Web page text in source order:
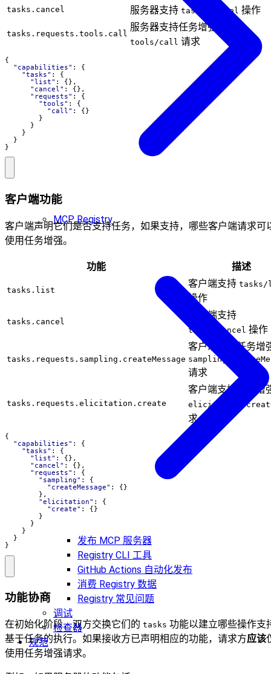
MCP Registry
发布 MCP 服务器
Registry CLI 工具
GitHub Actions 自动化发布
消费 Registry 数据
Registry 常见问题
调试
检查器
规范
tasks.cancel 服务器支持 tasks/cancel 操作
tasks.requests.tools.call
服务器支持任务增强的
tools/call 请求
{
"capabilities" :
{
"tasks" :
{
"list" :
{},
"cancel" :
{},
"requests" :
{
"tools" :
{
"call" :
{}
}
}
}
}
}
客户端功能
客户端声明它们是否支持任务，如果支持，哪些客户端请求可
使用任务增强。
功能 描述
tasks.list
客户端支持
操作
tasks.cancel
客户端支持
tasks/cancel 操作
tasks.requests.sampling.createMessage
客户端支持任务增
sampling/
请求
tasks.requests.elicitation.create
客户端支持任务增
elicitation/
求
{
"capabilities" :
{
"tasks" :
{
"list" :
{},
"cancel" :
{},
"requests" :
{
"sampling" :
{
"createMessage" :
{}
},
"elicitation" :
{
"create" :
{}
}
}
}
}
}
功能协商
在初始化阶段，双方交换它们的 tasks 功能以建立哪些操作支
基于任务的执行。如果接收方已声明相应的功能，请求方应该
使用任务增强请求。